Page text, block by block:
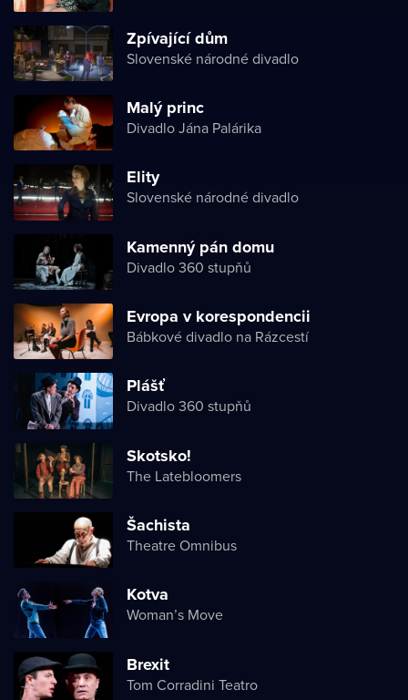
Zpívající dům
Slovenské národné divadlo
Malý princ
Divadlo Jána Palárika
Elity
Slovenské národné divadlo
Kamenný pán domu
Divadlo 360 stupňů
Evropa v korespondencii
Bábkové divadlo na Rázcestí
Plášť
Divadlo 360 stupňů
Skotsko!
The Latebloomers
Šachista
Theatre Omnibus
Kotva
Woman’s Move
Brexit
Tom Corradini Teatro